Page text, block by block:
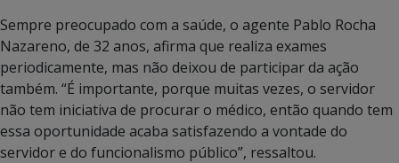
Sempre preocupado com a saúde, o agente Pablo Rocha
Nazareno, de 32 anos, afirma que realiza exames
periodicamente, mas não deixou de participar da ação
também. “É importante, porque muitas vezes, o servidor
não tem iniciativa de procurar o médico, então quando tem
essa oportunidade acaba satisfazendo a vontade do
servidor e do funcionalismo público”, ressaltou.